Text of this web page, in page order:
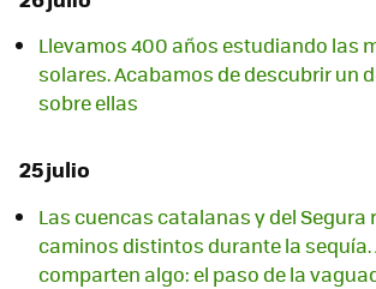
Llevamos 400 años estudiando las
solares. Acabamos de descubrir un
sobre ellas
25 julio
Las cuencas catalanas y del Segura
caminos distintos durante la sequía.
comparten algo: el paso de la